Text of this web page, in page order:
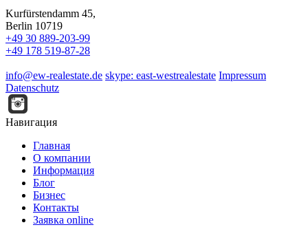
Kurfürstendamm 45,
Berlin 10719
+49 30 889-203-99
+49 178 519-87-28
info@ew-realestate.de skype: east-westrealestate Impressum
Datenschutz
Навигация
Главная
О компании
Информация
Блог
Бизнес
Контакты
Заявка online